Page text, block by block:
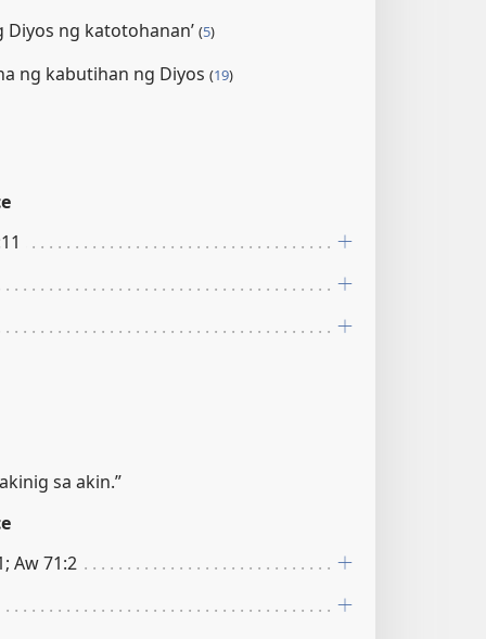
Diyos ng katotohanan’ (5)
ng kabutihan ng Diyos (19)
sa akin.”
Aw 71:2